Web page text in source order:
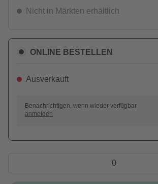
Nicht in Märkten erhältlich
ONLINE BESTELLEN
Ausverkauft
Benachrichtigen, wenn wieder verfügbar
anmelden